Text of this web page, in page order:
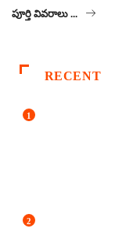
పూర్తి వివరాలు ...
RECENT
1
2